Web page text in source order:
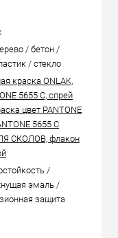
/ бетон /
/ стекло
краска ONLAK,
5655 C, спрей
цвет PANTONE
5655 C
СКОЛОВ, флакон
/
эмаль /
защита